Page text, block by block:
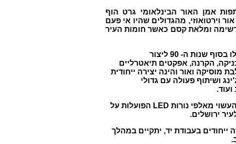
אמן האור הבינלאומי גרט הוף
וירטואוזי, מהגדולים שהיו אי פעם
ומלאת קסם כאשר חומות העיר
גרט הוף הוא מחלוצי האמנים שהפכו את האור לאלמנט מרכזי ביצירת אירוע מונומנטלי והחלו בסוף שנות ה- 90 ליצור
הקרנה, אפקטים תיאטרליים
מוסיקה ואור והינה יצירה ייחודית
ושיתוף פעולה עם גדולי
כמו כן, חברת Blachere הצרפתית תעניק במסגרת הפסטיבל לעיר ירושלים פסל "עץ" ייחודי העשוי מאלפי נורות LED הפועלות על
ירושלים.
מייצרים גופי תאורה ייחודים בעבודת יד, יתקיים במהלך